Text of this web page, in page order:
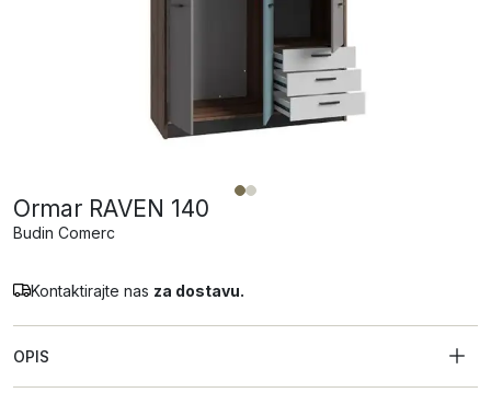
Ormar RAVEN 140
Budin Comerc
Kontaktirajte nas za dostavu.
OPIS